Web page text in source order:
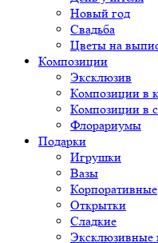
Новый год
Свадьба
Цветы на
Композиции
Эксклюзив
Композиции в
Композиции в
Флорариумы
Подарки
Игрушки
Вазы
Корпоративные
Открытки
Сладкие
Эксклюзивные